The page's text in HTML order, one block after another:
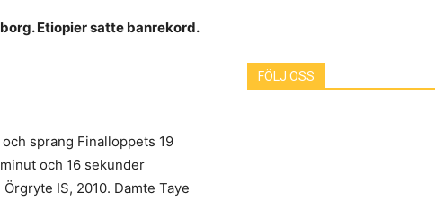
Etiopier satte banrekord.
sprang Finalloppets 19
och 16 sekunder
IS, 2010. Damte Taye
FÖLJ OSS